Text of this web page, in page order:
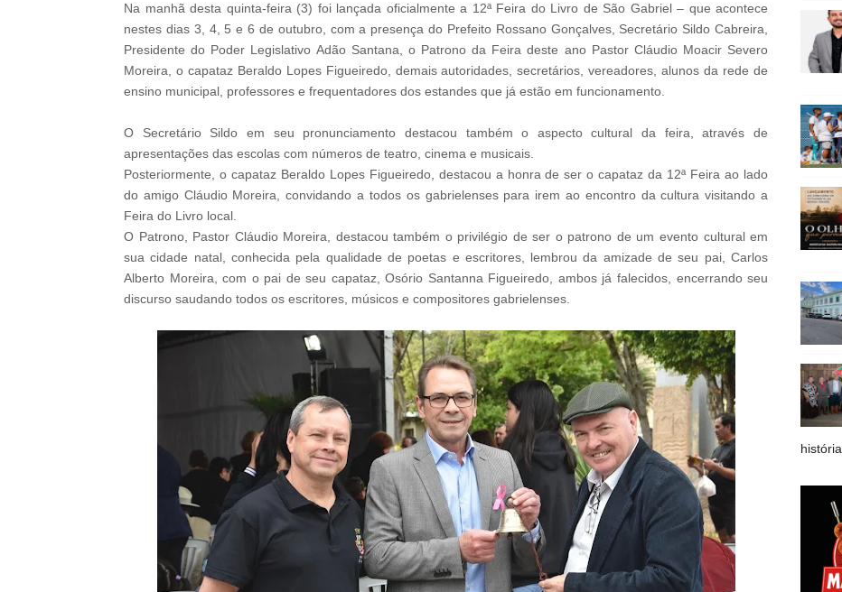
Na manhã desta quinta-feira (3) foi lançada oficialmente a 12ª Feira do Livro de São Gabriel – que acontece
nestes dias 3, 4, 5 e 6 de outubro, com a presença do Prefeito Rossano Gonçalves, Secretário Sildo Cabreira,
Presidente do Poder Legislativo Adão Santana, o Patrono da Feira deste ano Pastor Cláudio Moacir Severo
Moreira, o capataz Beraldo Lopes Figueiredo, demais autoridades, secretários, vereadores, alunos da rede de
ensino municipal, professores e frequentadores dos estandes que já estão em funcionamento.
O Secretário Sildo em seu pronunciamento destacou também o aspecto cultural da feira, através de
apresentações das escolas com números de teatro, cinema e musicais.
Posteriormente, o capataz Beraldo Lopes Figueiredo, destacou a honra de ser o capataz da 12ª Feira ao lado
do amigo Cláudio Moreira, convidando a todos os gabrielenses para irem ao encontro da cultura visitando a
Feira do Livro local.
O Patrono, Pastor Cláudio Moreira, destacou também o privilégio de ser o patrono de um evento cultural em
sua cidade natal, conhecida pela qualidade de poetas e escritores, lembrou da amizade de seu pai, Carlos
Alberto Moreira, com o pai de seu capataz, Osório Santanna Figueiredo, ambos já falecidos, encerrando seu
discurso saudando todos os escritores, músicos e compositores gabrielenses.
história